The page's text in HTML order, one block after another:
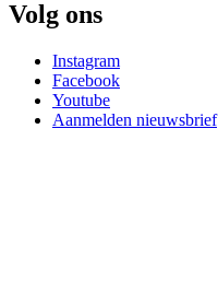
Volg ons
Instagram
Facebook
Youtube
Aanmelden nieuwsbrief